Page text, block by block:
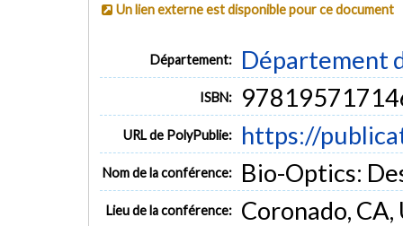
Un lien externe est disponible pour ce document
Département: Département
ISBN:
URL de PolyPublie: https://
Nom de la conférence: Bio-Optics:
Lieu de la conférence: Coronado, CA,